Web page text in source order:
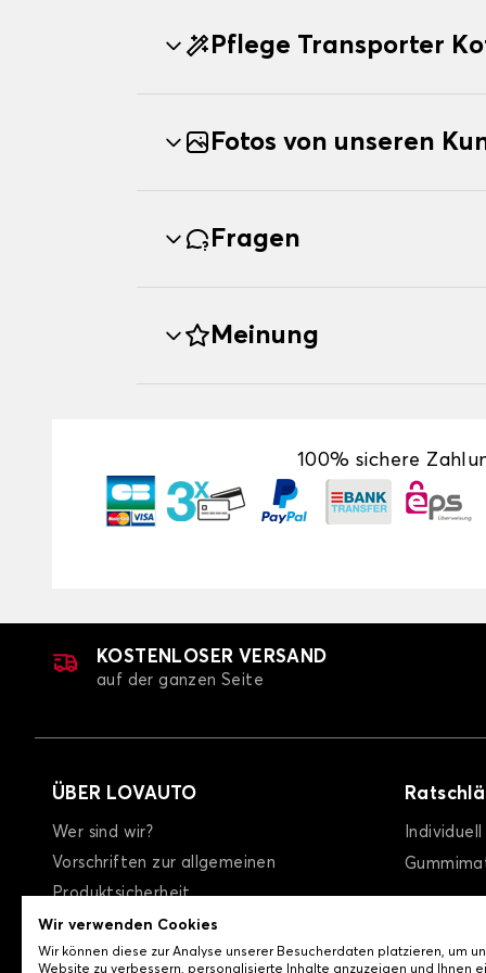
Pflege Transporter
Fotos von unseren
Fragen
Meinung
100% sichere
KOSTENLOSER VERSAND
auf der ganzen Seite
ÜBER LOVAUTO
Wer sind wir?
Vorschriften zur allgemeinen
Produktsicherheit
allgemeine Geschäftsbedingungen
Datenschutzrichtlinie / Cookies
Wir verwenden Cookies
Wir können diese zur Analyse unserer Besucherdaten platzieren, um
Website zu verbessern, personalisierte Inhalte anzuzeigen und Ihnen